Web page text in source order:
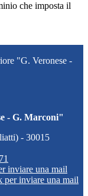
che imposta il
"G. Veronese -
- G. Marconi"
- 30015
inviare una mail
per inviare una mail